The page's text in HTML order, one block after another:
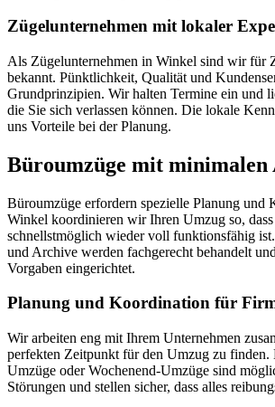
Zügelunternehmen mit lokaler
Als Zügelunternehmen in Winkel sind wir für
bekannt. Pünktlichkeit, Qualität und
Grundprinzipien. Wir halten Termine ein und
die Sie sich verlassen können. Die lokale
uns Vorteile bei der Planung.
Büroumzüge mit minimalen
Büroumzüge erfordern spezielle Planung und
Winkel koordinieren wir Ihren Umzug so,
schnellstmöglich wieder voll funktionsfähig
und Archive werden fachgerecht behandelt
Vorgaben eingerichtet.
Planung und Koordination für
Wir arbeiten eng mit Ihrem Unternehmen
perfekten Zeitpunkt für den Umzug zu finden.
Umzüge oder Wochenend-Umzüge sind
Störungen und stellen sicher, dass alles